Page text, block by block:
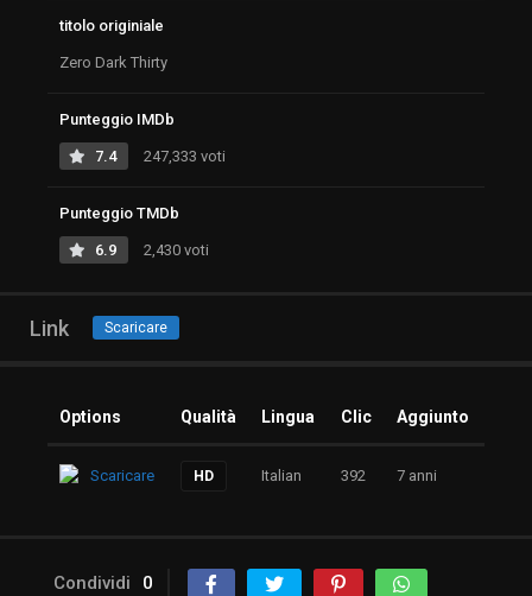
titolo originiale
Zero Dark Thirty
Punteggio IMDb
7.4 247,333 voti
Punteggio TMDb
6.9 2,430 voti
Link Scaricare
Options Qualità Lingua Clic Aggiunto
Scaricare HD Italian 392 7 anni
Condividi 0